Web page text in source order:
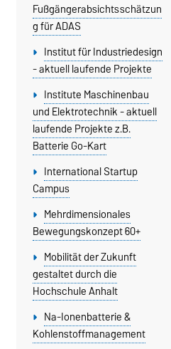
Fußgängerabsichtsschätzun
g für ADAS
Institut für Industriedesign
- aktuell laufende Projekte
Institute Maschinenbau
und Elektrotechnik - aktuell
laufende Projekte z.B.
Batterie Go-Kart
International Startup
Campus
Mehrdimensionales
Bewegungskonzept 60+
Mobilität der Zukunft
gestaltet durch die
Hochschule Anhalt
Na-Ionenbatterie &
Kohlenstoffmanagement